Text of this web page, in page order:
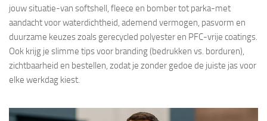
jouw situatie-van softshell, fleece en bomber tot parka-met
aandacht voor waterdichtheid, ademend vermogen, pasvorm en
duurzame keuzes zoals gerecycled polyester en PFC-vrije coatings.
Ook krijg je slimme tips voor branding (bedrukken vs. borduren),
zichtbaarheid en bestellen, zodat je zonder gedoe de juiste jas voor
elke werkdag kiest.